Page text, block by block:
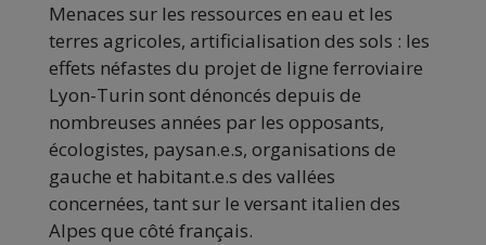
Menaces sur les ressources en eau et les
terres agricoles, artificialisation des sols : les
effets néfastes du projet de ligne ferroviaire
Lyon-Turin sont dénoncés depuis de
nombreuses années par les opposants,
écologistes, paysan.e.s, organisations de
gauche et habitant.e.s des vallées
concernées, tant sur le versant italien des
Alpes que côté français.